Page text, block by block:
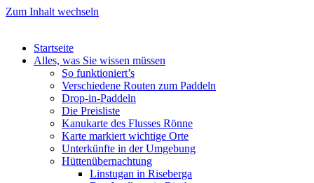
Zum Inhalt wechseln
Startseite
Alles, was Sie wissen müssen
So funktioniert’s
Verschiedene Routen zum Paddeln
Drop-in-Paddeln
Die Preisliste
Kanukarte des Flusses Rönne
Karte markiert wichtige Orte
Unterkünfte in der Umgebung
Hüttenübernachtung
Linstugan in Riseberga